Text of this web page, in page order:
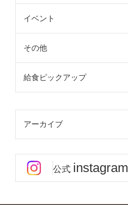
イベント
その他
給食ピックアップ
アーカイブ
公式 instagram